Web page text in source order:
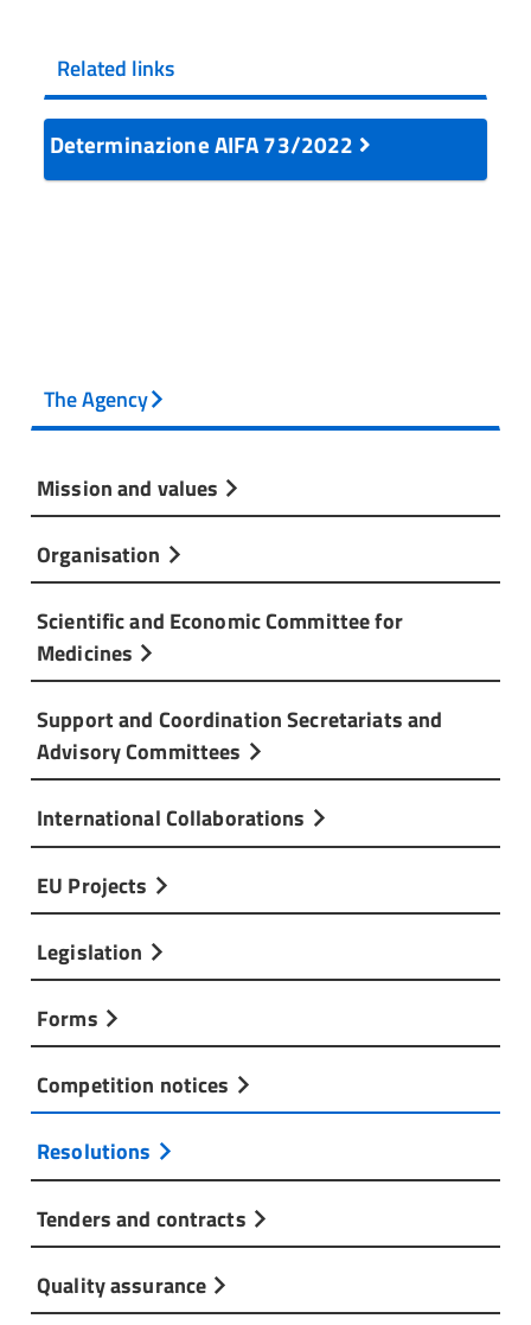
Related links
Determinazione AIFA 73/2022
The Agency
Mission and values
Organisation
Scientific and Economic Committee for
Medicines
Support and Coordination Secretariats and
Advisory Committees
International Collaborations
EU Projects
Legislation
Forms
Competition notices
Resolutions
Tenders and contracts
Quality assurance